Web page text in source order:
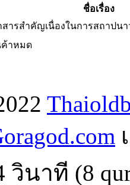
ชื่อเรื่อง
สารสำคัญเนื่องในการสถาปน
าหมด
วินาที (8